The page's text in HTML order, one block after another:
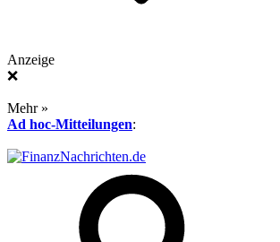
Anzeige
❌
Mehr »
Ad hoc-Mitteilungen: